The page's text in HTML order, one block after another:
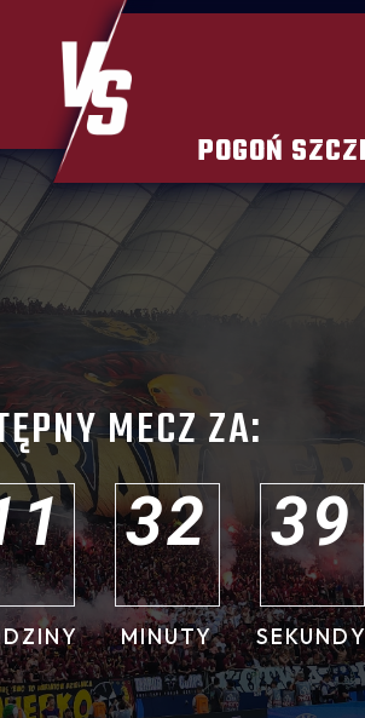
POGOŃ
MECZ ZA:
1 32
MINUTY
36